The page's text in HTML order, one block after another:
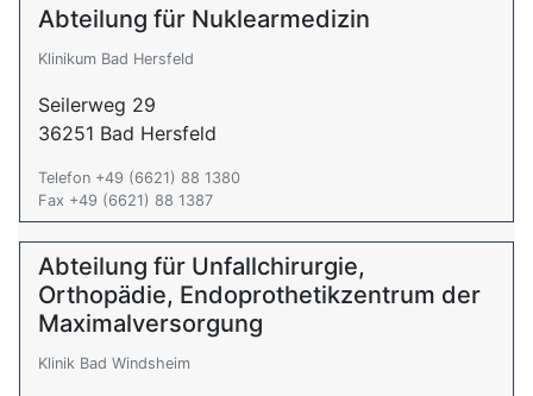
Abteilung für Nuklearmedizin
Klinikum Bad Hersfeld
Seilerweg 29
36251 Bad Hersfeld
Telefon +49 (6621) 88 1380
Fax +49 (6621) 88 1387
Abteilung für Unfallchirurgie,
Orthopädie, Endoprothetikzentrum der
Maximalversorgung
Klinik Bad Windsheim